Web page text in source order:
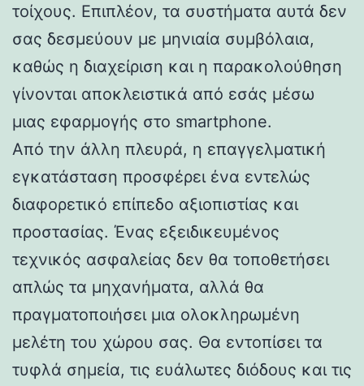
τοίχους. Επιπλέον, τα συστήματα αυτά δεν
σας δεσμεύουν με μηνιαία συμβόλαια,
καθώς η διαχείριση και η παρακολούθηση
γίνονται αποκλειστικά από εσάς μέσω
μιας εφαρμογής στο smartphone.
Από την άλλη πλευρά, η επαγγελματική
εγκατάσταση προσφέρει ένα εντελώς
διαφορετικό επίπεδο αξιοπιστίας και
προστασίας. Ένας εξειδικευμένος
τεχνικός ασφαλείας δεν θα τοποθετήσει
απλώς τα μηχανήματα, αλλά θα
πραγματοποιήσει μια ολοκληρωμένη
μελέτη του χώρου σας. Θα εντοπίσει τα
τυφλά σημεία, τις ευάλωτες διόδους και τις